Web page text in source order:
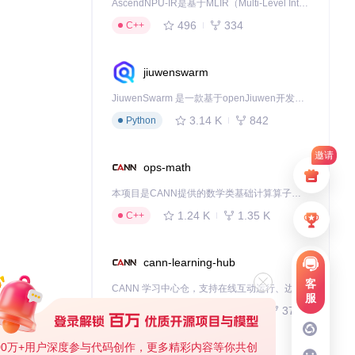
邀请
客
服
万+用户深度参与代码创作，更多精彩内容等你共创
AscendNPU-IR是基于MLIR（Multi-Level Intermediate Representation）构建的，面向昇腾亲和算子编译时使用的中间表示，提供昇腾完备表达能力，通过编译优化提升昇腾AI处理器计算效率，支持通过生态框架使能昇腾AI处理器与深度调优
C++
496 334
jiuwenswarm
JiuwenSwarm 是一款基于openJiuwen开发的智能AI Agent，它能够将大语言模型的强大能力，通过你日常使用的各类通讯应用，直接延伸至你的指尖。
Python
3.14 K 842
ops-math
本项目是CANN提供的数学类基础计算算子库，实现网络在NPU上加速计算。
C++
1.24 K 1.35 K
cann-learning-hub
Jupyter Notebook
375